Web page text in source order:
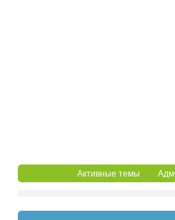
Активные темы